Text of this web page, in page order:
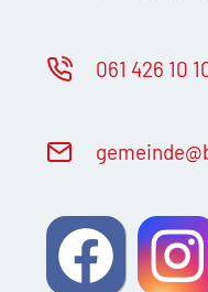
061 426 10
g m nd